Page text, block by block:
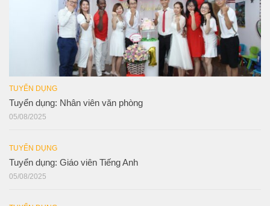
TUYỂN DỤNG
Tuyển dụng: Nhân viên văn phòng
05/08/2025
TUYỂN DỤNG
Tuyển dụng: Giáo viên Tiếng Anh
05/08/2025